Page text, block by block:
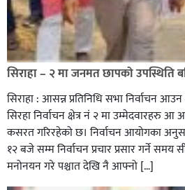
सिराहा – २ मा जनमत छापको उपस्थिति
सिराहा : आसन्न प्रतिनिधि सभा निर्वाचन
सिरहा निर्वाचन क्षेत्र नं २ मा उम्मेदवारहरु आ
कसरत गरिरहेको छ। निर्वाचन आयोगका
१२ बजे सम्म निर्वाचन प्रचार प्रसार गर्ने
मनोनयन गरे पश्चात देखि नै आफ्नो […]